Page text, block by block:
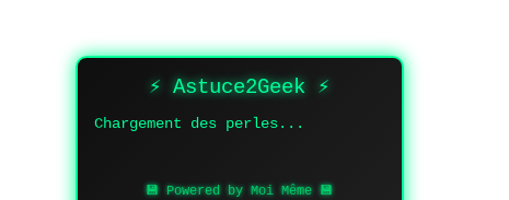
⚡ Astuce2Geek ⚡
Chargement des perles...
💾 Powered by Moi Même 💾